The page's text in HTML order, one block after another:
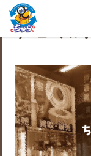
リニューアル